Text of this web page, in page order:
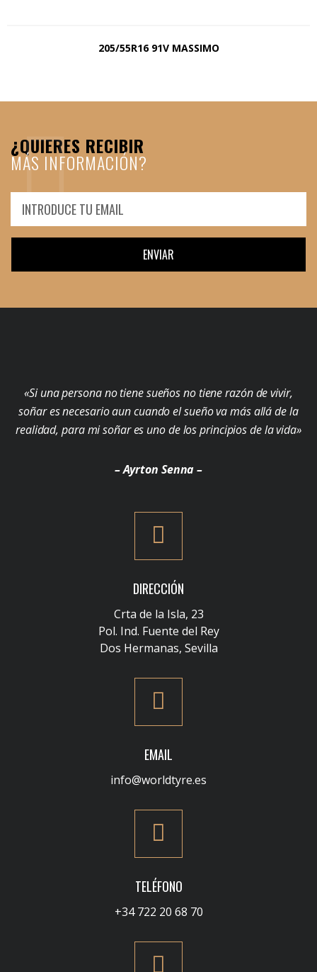
205/55R16 91V MASSIMO
¿QUIERES RECIBIR
MÁS INFORMACIÓN?
ENVIAR
«Si una persona no tiene sueños no tiene razón de vivir,
soñar es necesario aun cuando el sueño va más allá de la
realidad, para mi soñar es uno de los principios de la vida»
– Ayrton Senna –
DIRECCIÓN
Crta de la Isla, 23
Pol. Ind. Fuente del Rey
Dos Hermanas, Sevilla
EMAIL
info@worldtyre.es
TELÉFONO
+34 722 20 68 70